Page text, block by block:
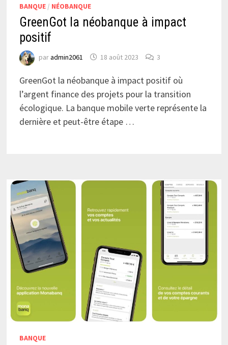
BANQUE/ NÉOBANQUE
GreenGot la néobanque à impact
positif
paradmin2061 18 août 2023 3
GreenGot la néobanque à impact positif où
l’argent finance des projets pour la transition
écologique. La banque mobile verte représente la
dernière et peut-être étape …
BANQUE